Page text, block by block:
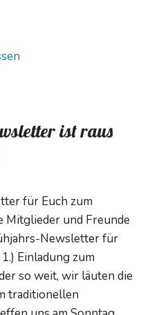
ist raus
für Euch zum
Mitglieder und Freunde
Newsletter für
Einladung zum
so weit, wir läuten die
traditionellen